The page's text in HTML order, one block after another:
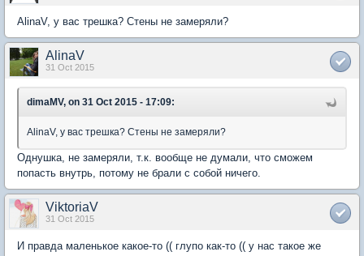
AlinaV, у вас трешка? Стены не замеряли?
AlinaV
31 Oct 2015
dimaMV, on 31 Oct 2015 - 17:09:
AlinaV, у вас трешка? Стены не замеряли?
Однушка, не замеряли, т.к. вообще не думали, что сможем
попасть внутрь, потому не брали с собой ничего.
ViktoriaV
31 Oct 2015
И правда маленькое какое-то (( глупо как-то (( у нас такое же